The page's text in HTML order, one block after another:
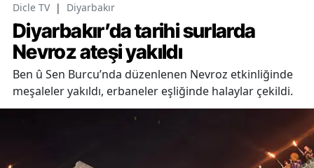
Dicle TV | Diyarbakır
Diyarbakır’da tarihi surlarda
Nevroz ateşi yakıldı
Ben û Sen Burcu’nda düzenlenen Nevroz etkinliğinde
meşaleler yakıldı, erbaneler eşliğinde halaylar çekildi.